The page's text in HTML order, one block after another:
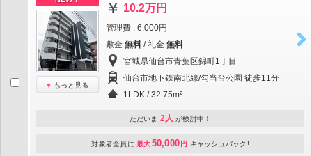
もっと見る
10.2万円
管理費 : 6,000円
敷金 無料 / 礼金 無料
宮城県仙台市青葉区錦町1丁目
仙台市地下鉄南北線/勾当台公園 徒歩11分
1LDK / 32.75m²
ただいま 2人 が検討中！
対象者全員に 最大50,000 円 キャッシュバック!